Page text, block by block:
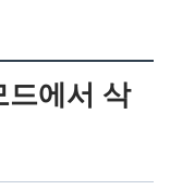
드에서 삭